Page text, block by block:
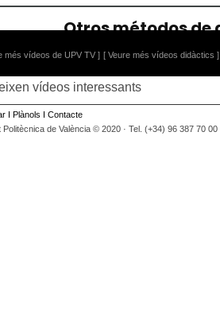
més vídeos de UPV TV ] [ Veure més vídeos didàctics ]
vídeos interessants
I Plànols I Contacte
Politècnica de València © 2020 · Tel. (+34) 96 387 70 00